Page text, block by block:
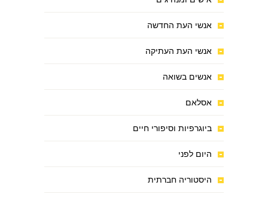
אנשי העת החדשה
אנשי העת העתיקה
אנשים בשואה
אסלאם
ביוגרפיות וסיפורי חיים
היום לפני
היסטוריה חברתית